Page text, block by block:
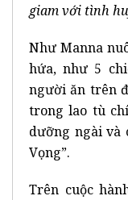
giam với tình
Như Manna
hứa, như 5
người ăn trên
trong lao tù
dưỡng ngài và
Vọng”.
Trên cuộc